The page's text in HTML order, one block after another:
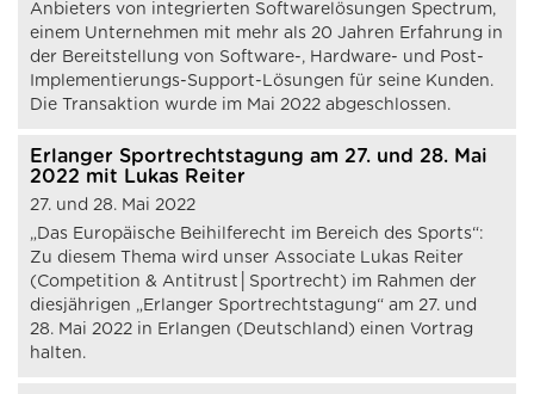
Anbieters von integrierten Softwarelösungen Spectrum,
einem Unternehmen mit mehr als 20 Jahren Erfahrung in
der Bereitstellung von Software-, Hardware- und Post-
Implementierungs-Support-Lösungen für seine Kunden.
Die Transaktion wurde im Mai 2022 abgeschlossen.
Erlanger Sportrechtstagung am 27. und 28. Mai
2022 mit Lukas Reiter
27. und 28. Mai 2022
„Das Europäische Beihilferecht im Bereich des Sports“:
Zu diesem Thema wird unser Associate Lukas Reiter
(Competition & Antitrust│Sportrecht) im Rahmen der
diesjährigen „Erlanger Sportrechtstagung“ am 27. und
28. Mai 2022 in Erlangen (Deutschland) einen Vortrag
halten.